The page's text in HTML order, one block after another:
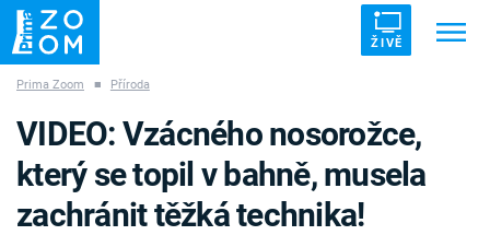
ŽIVĚ
ZÁHADY VETŘELCI DÁVNOVĚKU
Prima Zoom ■ Příroda
VIDEO: Vzácného nosorožce,
který se topil v bahně, musela
zachránit těžká technika!